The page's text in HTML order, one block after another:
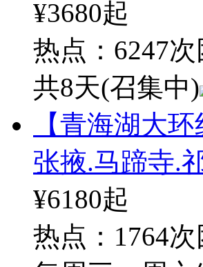
¥3680起
热点：6247次
共8天(召集中)
【青海湖大
张掖.马蹄寺.
¥6180起
热点：1764次